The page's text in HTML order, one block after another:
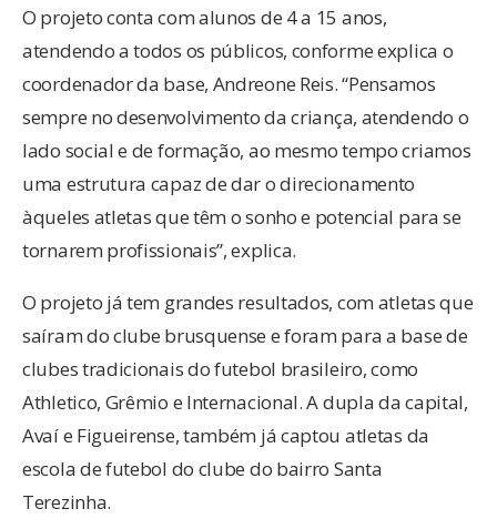
O projeto conta com alunos de 4 a 15 anos,
atendendo a todos os públicos, conforme explica o
coordenador da base, Andreone Reis. “Pensamos
sempre no desenvolvimento da criança, atendendo o
lado social e de formação, ao mesmo tempo criamos
uma estrutura capaz de dar o direcionamento
àqueles atletas que têm o sonho e potencial para se
tornarem profissionais”, explica.
O projeto já tem grandes resultados, com atletas que
saíram do clube brusquense e foram para a base de
clubes tradicionais do futebol brasileiro, como
Athletico, Grêmio e Internacional. A dupla da capital,
Avaí e Figueirense, também já captou atletas da
escola de futebol do clube do bairro Santa
Terezinha.